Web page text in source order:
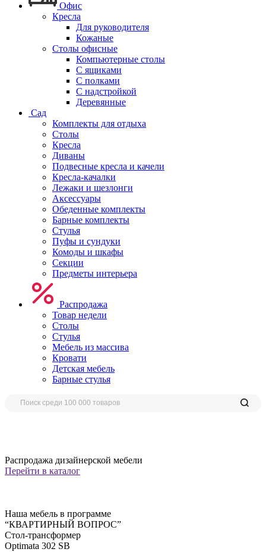
Офис
Кресла
Для руководителя
Кожаные
Столы офисные
Компьютерные столы
С ящиками
С полками
С надстройкой
Деревянные
Сад
Комплекты для отдыха
Столы
Кресла
Диваны
Подвесные кресла и качели
Кресла-качалки
Лежаки и шезлонги
Аксессуары
Обеденные комплекты
Барные комплекты
Стулья
Пуфы и сундуки
Комоды и шкафы
Секции
Предметы интерьера
Распродажа
Товар недели
Столы
Стулья
Мебель из массива
Кровати
Детская мебель
Барные стулья
Распродажа дизайнерской мебели
Перейти в каталог
Наша мебель в программе
“КВАРТИРНЫЙ ВОПРОС”
Стол-трансформер
Optimata 302 SB